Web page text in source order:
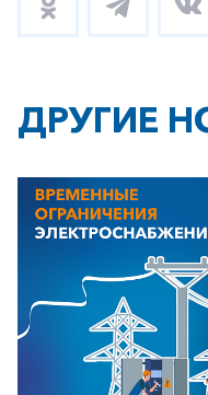
+7-800-700-24-
Заказать
Частным
ДРУГИЕ